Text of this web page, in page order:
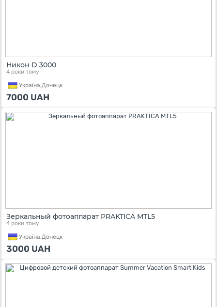
Никон D 3000
4 роки тому
Україна,Донецк
7000 UAH
Зеркальный фотоаппарат PRAKTICA MTL5
4 роки тому
Україна,Донецк
3000 UAH